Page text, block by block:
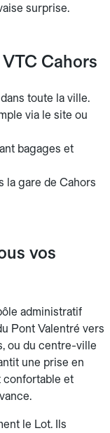
surprise.
Cahors
toute la ville.
via le site ou
bagages et
la gare de Cahors
vos
administratif
Pont Valentré vers
ou du centre-ville
une prise en
confortable et
le Lot. Ils